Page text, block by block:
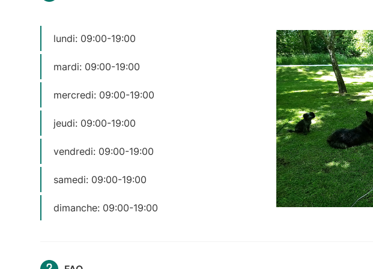
lundi: 09:00-19:00
mardi: 09:00-19:00
mercredi: 09:00-19:00
jeudi: 09:00-19:00
vendredi: 09:00-19:00
samedi: 09:00-19:00
dimanche: 09:00-19:00